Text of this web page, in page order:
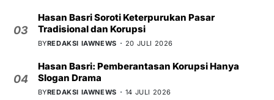
03
Hasan Basri Soroti Keterpurukan Pasar
Tradisional dan Korupsi
BYREDAKSI IAWNEWS 20 JULI 2026
04
Hasan Basri: Pemberantasan Korupsi Hanya
Slogan Drama
BYREDAKSI IAWNEWS 14 JULI 2026